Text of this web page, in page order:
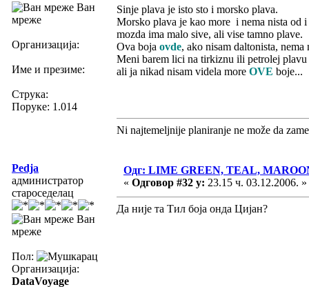
Ван
мреже
Организација:
Име и презиме:
Струка:
Поруке: 1.014
Sinje plava je isto sto i morsko plava.
Morsko plava je kao more i nema nista od
mozda ima malo sive, ali vise tamno plave.
Ova boja ovde, ako nisam daltonista,
Meni barem lici na tirkiznu ili petrolej plavu
ali ja nikad nisam videla more OVE boje...
Ni najtemeljnije planiranje ne može da
Pedja
администратор
староседелац
Ван
мреже
Пол:
Организација:
DataVoyage
Одг: LIME GREEN, TEAL,
« Одговор #32 у: 23.15 ч. 03.12.2006. »
Да није та Тил боја онда Цијан?